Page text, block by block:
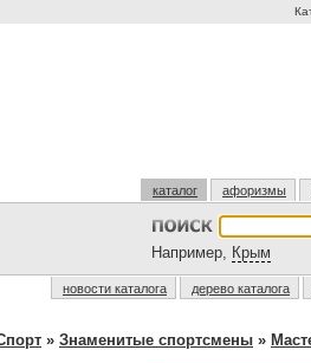
каталог афоризмы
Например, Крым
новости каталога дерево каталога
» Знаменитые спортсмены »